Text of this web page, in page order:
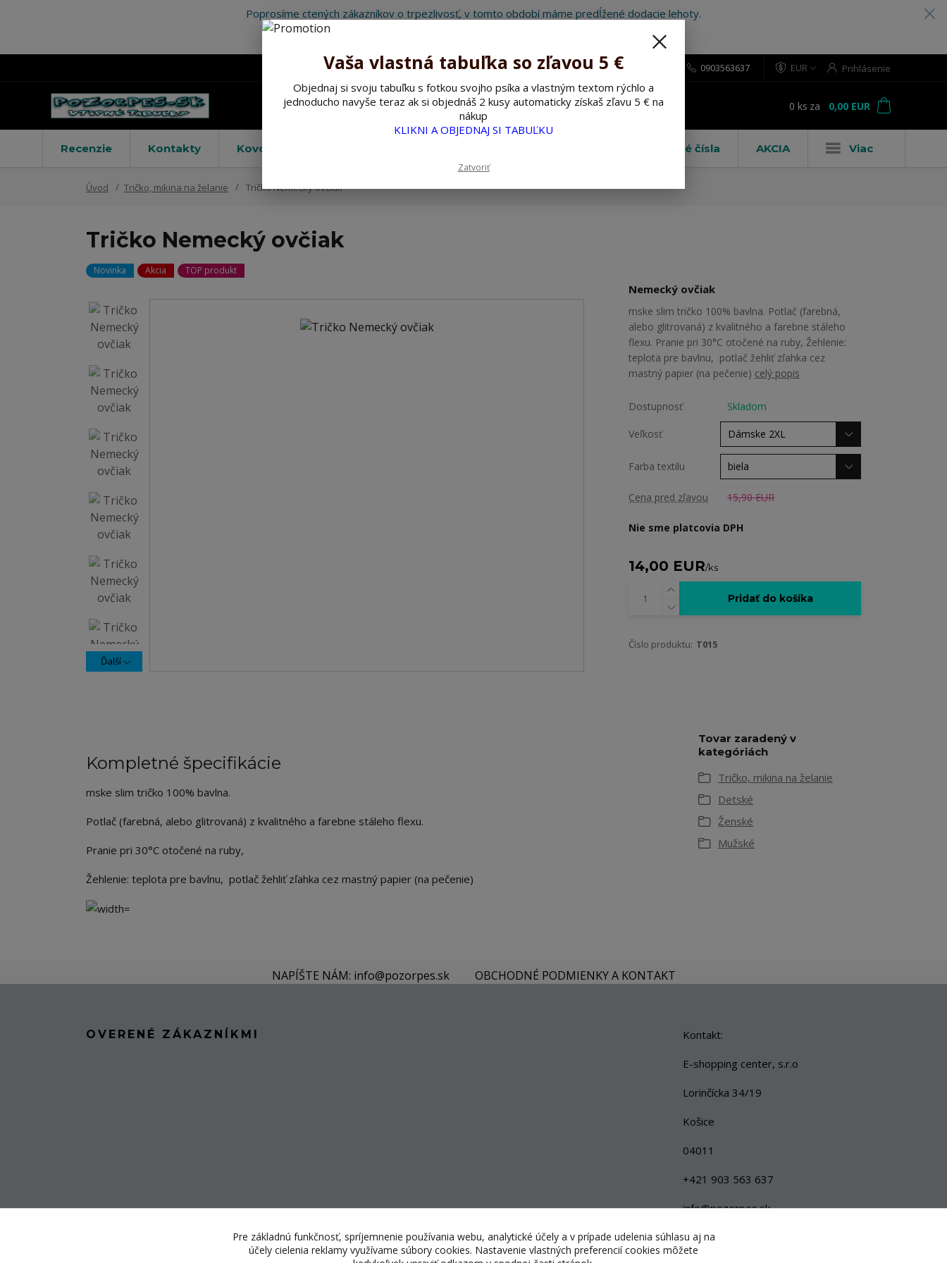
Poprosíme ctených zákazníkov o trpezlivosť, v tomto období máme predĺžené dodacie lehoty.
EUR Prihlásenie
Hľadať
0903563637
0 ks za 0,00 EUR
Recenzie Kontakty Kovové výstražné ceduľky Domové čísla AKCIA Viac
Úvod Tričko, mikina na želanie Tričko Nemecký ovčiak
Tričko Nemecký ovčiak
Novinka Akcia TOP produkt
Ďalší
Nemecký ovčiak
mske slim tričko 100% bavlna. Potlač (farebná,
alebo glitrovaná) z kvalitného a farebne stáleho
flexu. Pranie pri 30°C otočené na ruby, Žehlenie:
teplota pre bavlnu, potlač žehliť zľahka cez
mastný papier (na pečenie) celý popis
Dostupnosť Skladom
Veľkosť
Farba textilu
Cena pred zľavou 15,90 EUR
Nie sme platcovia DPH
14,00 EUR/ks
Pridať do košíka
Číslo produktu: T015
Kompletné špecifikácie
mske slim tričko 100% bavlna.
Potlač (farebná, alebo glitrovaná) z kvalitného a farebne stáleho flexu.
Pranie pri 30°C otočené na ruby,
Žehlenie: teplota pre bavlnu, potlač žehliť zľahka cez mastný papier (na pečenie)
Tovar zaradený v
kategóriách
Tričko, mikina na želanie
Detské
Ženské
Mužské
NAPÍŠTE NÁM: info@pozorpes.sk OBCHODNÉ PODMIENKY A KONTAKT
OVERENÉ ZÁKAZNÍKMI Kontakt:
E-shopping center, s.r.o
Lorinčícka 34/19
Košice
04011
+421 903 563 637
info@pozorpes.sk
Vaša vlastná tabuľka so zľavou 5 €
Objednaj si svoju tabuľku s fotkou svojho psíka a vlastným textom rýchlo a
jednoducho navyše teraz ak si objednáš 2 kusy automaticky získaš zľavu 5 € na
nákup
KLIKNI A OBJEDNAJ SI TABUĽKU
Zatvoriť
Pre základnú funkčnosť, spríjemnenie používania webu, analytické účely a v prípade udelenia súhlasu aj na
účely cielenia reklamy využívame súbory cookies. Nastavenie vlastných preferencií cookies môžete